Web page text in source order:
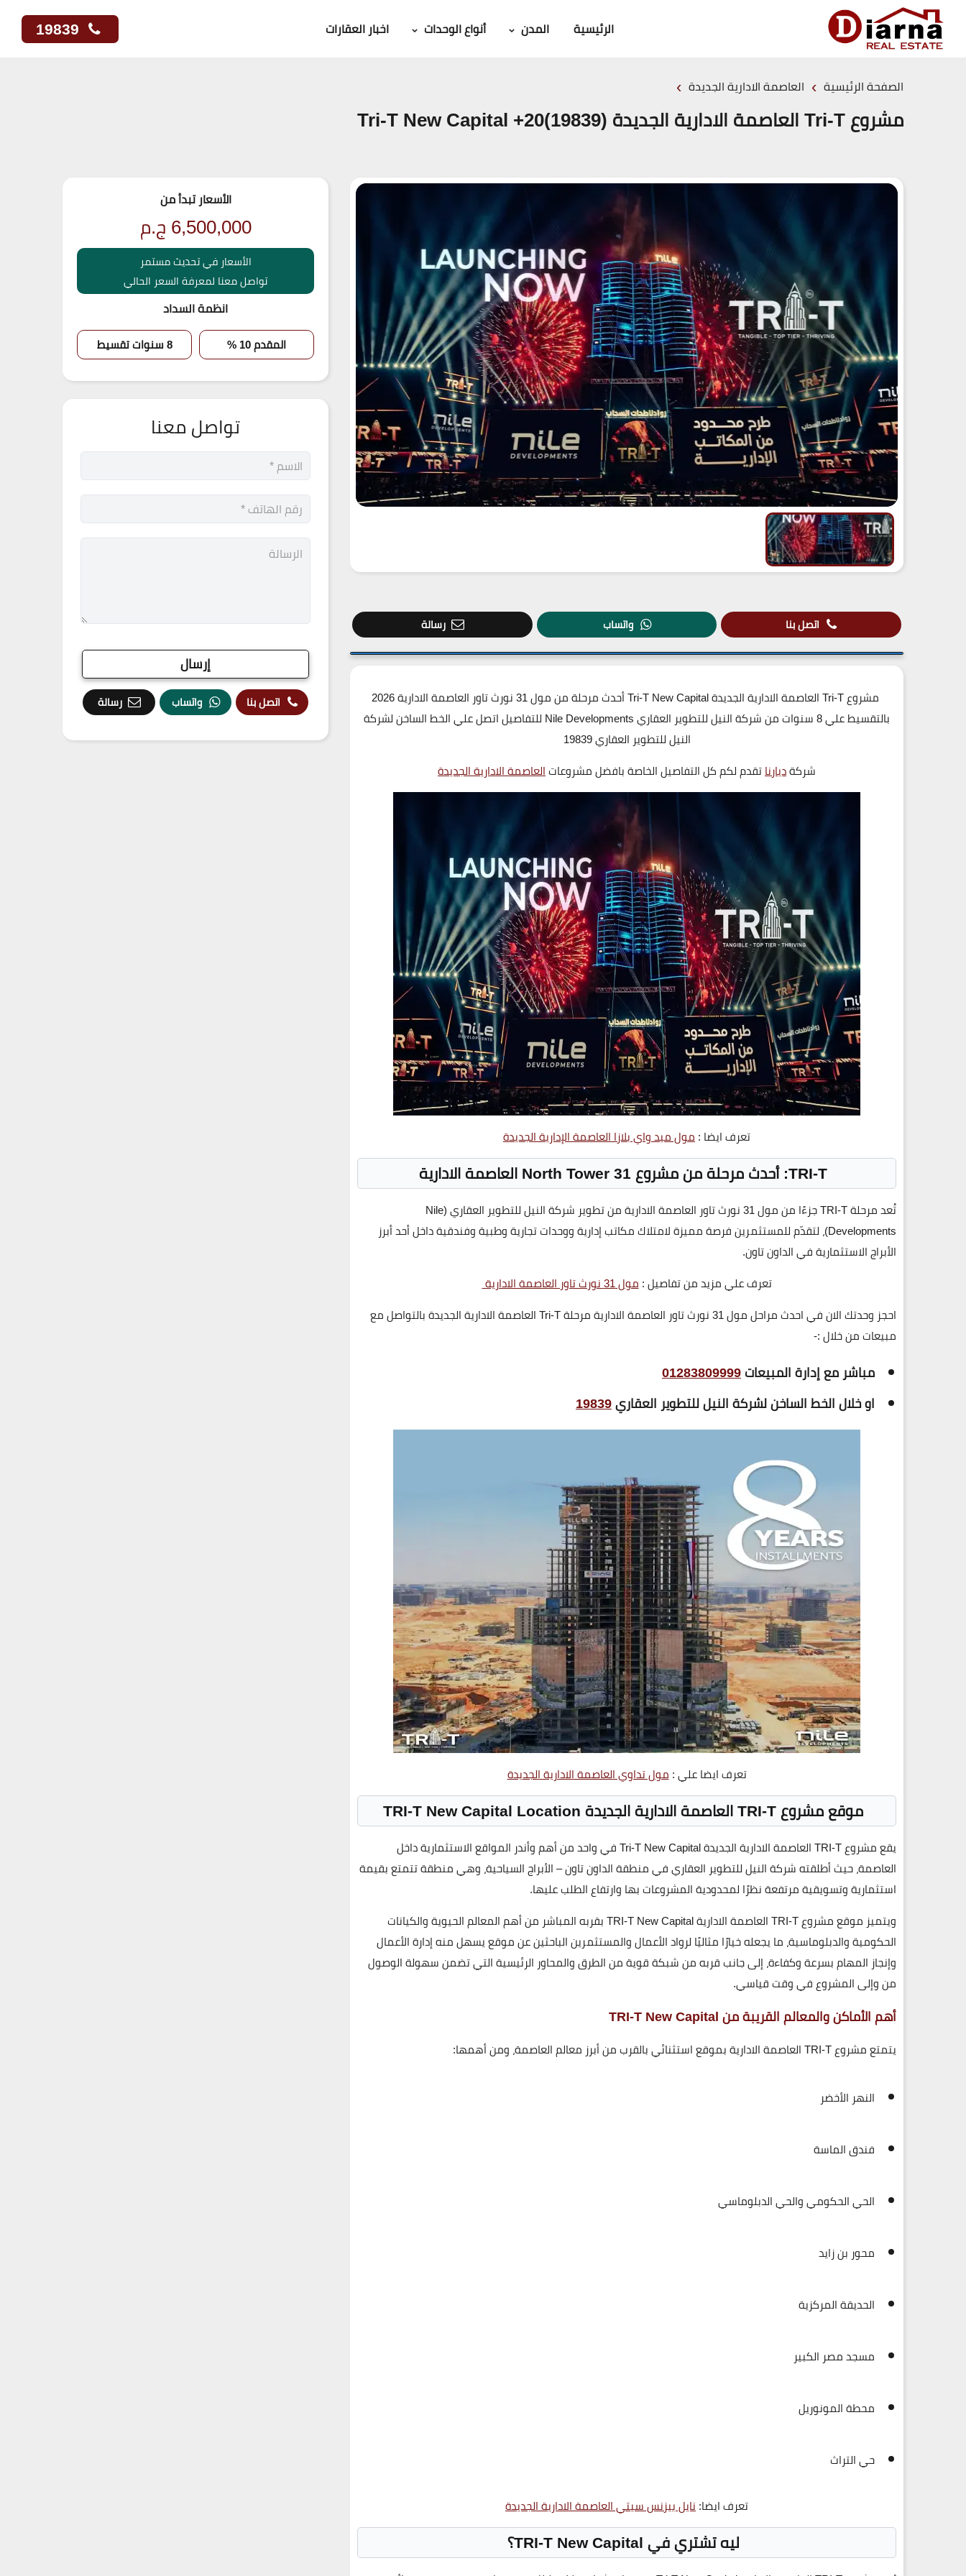
الرئيسية المدن أنواع الوحدات اخبار العقارات
الصفحة الرئيسية › العاصمة الادارية الجديدة ›
مشروع Tri-T العاصمة الادارية الجديدة (19839)20+ Tri-T New Capital
اتصل بنا واتساب رسالة
مشروع Tri-T العاصمة الادارية الجديدة Tri-T New Capital أحدث مرحلة من مول 31 نورث تاور العاصمة الادارية 2026
بالتقسيط علي 8 سنوات من شركة النيل للتطوير العقاري Nile Developments للتفاصيل اتصل علي الخط الساخن لشركة
النيل للتطوير العقاري 19839
شركةديارناتقدم لكم كل التفاصيل الخاصة بافضل مشروعاتالعاصمة الادارية الجديدة
تعرف ايضا :مول ميد واي بلازا العاصمة الإدارية الجديدة
TRI-T: أحدث مرحلة من مشروع 31 North Tower العاصمة الادارية
تُعدمرحلة TRI-T جزءًا منمول 31 نورث تاور العاصمة الادارية من تطوير
شركة النيل للتطوير العقاري (Nile
Developments) ، لتقدّم للمستثمرين فرصة مميزة لامتلاكمكاتب إدارية ووحدات تجارية وطبية وفندقيةداخل أحد أبرز
الأبراج الاستثمارية في الداون تاون.
تعرف علي مزيد من تفاصيل :مول 31 نورث تاور العاصمة الادارية
احجز وحدتك الان في احدث مراحل مول 31 نورث تاور العاصمة الادارية مرحلة Tri-T العاصمة الادارية الجديدة بالتواصل مع
مبيعات من خلال :-
مباشر مع إدارة المبيعات01283809999
او خلال الخط الساخن لشركة النيل للتطوير العقاري19839
تعرف ايضا علي :مول تداوي العاصمة الادارية الجديدة
موقع مشروع TRI-T العاصمة الادارية الجديدة TRI-T New Capital Location
يقعمشروع TRI-T العاصمة الادارية الجديدة Tri-T New Capitalفي واحد منأهم وأندر المواقع الاستثماريةداخل
العاصمة، حيث أطلقتهشركة النيل للتطوير العقاريفيمنطقة الداون تاون – الأبراج السياحية، وهي منطقة تتمتع بقيمة
استثمارية وتسويقية مرتفعة نظرًا لمحدودية المشروعات بها وارتفاع الطلب عليها.
ويتميز موقعمشروع TRI-T العاصمة الادارية TRI-T New Capitalبقربه المباشر من أهم المعالم الحيوية والكيانات
الحكومية والدبلوماسية، ما يجعله خيارًا مثاليًا لرواد الأعمال والمستثمرين الباحثين عن موقع يسهل منه إدارة الأعمال
وإنجاز المهام بسرعة وكفاءة، إلى جانب قربه من شبكة قوية من الطرق والمحاور الرئيسية التي تضمن سهولة الوصول
من وإلى المشروع في وقت قياسي.
أهم الأماكن والمعالم القريبة من TRI-T New Capital
يتمتع مشروعTRI-T العاصمة الادارية بموقع استثنائي بالقرب من أبرز معالم العاصمة، ومن أهمها:
النهر الأخضر
فندق الماسة
الحي الحكومي والحي الدبلوماسي
محور بن زايد
الحديقة المركزية
مسجد مصر الكبير
محطة المونوريل
حي التراث
تعرف ايضا:نايل بيزنس سيتي العاصمة الادارية الجديدة
ليه تشتري في TRI-T New Capital؟
الأسعار تبدأ من
6,500,000ج.م
الأسعار في تحديث مستمر
تواصل معنا لمعرفة السعر الحالي
انظمة السداد
المقدم 10 % 8 سنوات تقسيط
تواصل معنا
اتصل بنا واتساب رسالة